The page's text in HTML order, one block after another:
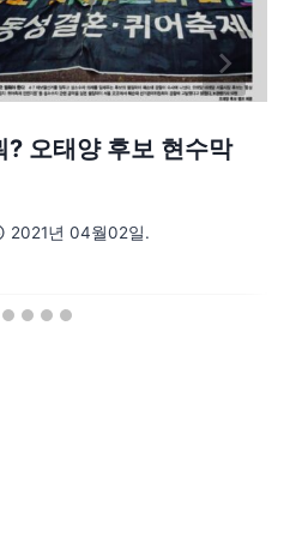
? 오태양 후보 현수막
2021년 04월02일.